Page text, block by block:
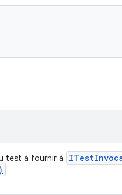
test à fournir à ITest